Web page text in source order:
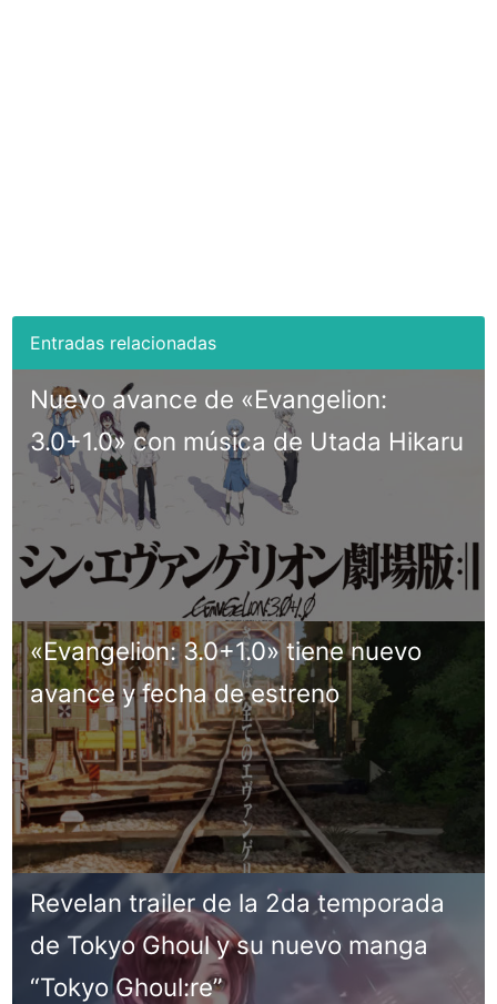
Nuevo avance de «Evangelion:
3.0+1.0» con música de Utada Hikaru
«Evangelion: 3.0+1.0» tiene nuevo
avance y fecha de estreno
Revelan trailer de la 2da temporada
de Tokyo Ghoul y su nuevo manga
“Tokyo Ghoul:re”